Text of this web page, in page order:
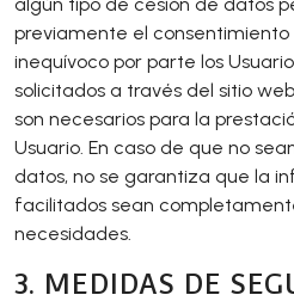
previamente el
inequívoco por parte los
solicitados a través del sitio
son necesarios para la
Usuario. En caso de que no
datos, no se garantiza que la
facilitados sean
necesidades.
3. MEDIDAS DE